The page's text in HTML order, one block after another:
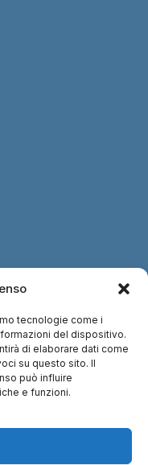
tecnologie come i
del dispositivo.
di elaborare dati come
su questo sito. Il
può influire
e funzioni.